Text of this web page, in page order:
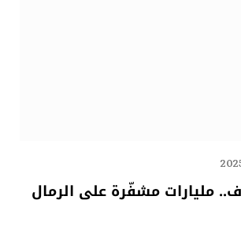
مليارات مشفّرة على الرمال